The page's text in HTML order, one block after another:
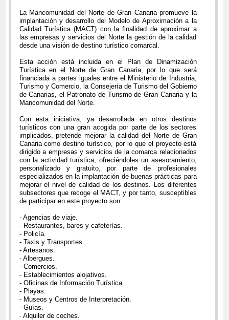
La Mancomunidad del Norte de Gran Canaria promueve la
implantación y desarrollo del Modelo de Aproximación a la
Calidad Turística (MACT) con la finalidad de aproximar a
las empresas y servicios del Norte la gestión de la calidad
desde una visión de destino turístico comarcal.
Esta acción está incluida en el Plan de Dinamización
Turística en el Norte de Gran Canaria, por lo que será
financiada a partes iguales entre el Ministerio de Industria,
Turismo y Comercio, la Consejería de Turismo del Gobierno
de Canarias, el Patronato de Turismo de Gran Canaria y la
Mancomunidad del Norte.
Con esta iniciativa, ya desarrollada en otros destinos
turísticos con una gran acogida por parte de los sectores
implicados, pretende mejorar la calidad del Norte de Gran
Canaria como destino turístico, por lo que el proyecto está
dirigido a empresas y servicios de la comarca relacionados
con la actividad turística, ofreciéndoles un asesoramiento,
personalizado y gratuito, por parte de profesionales
especializados en la implantación de buenas prácticas para
mejorar el nivel de calidad de los destinos. Los diferentes
subsectores que recoge el MACT, y por tanto, susceptibles
de participar en este proyecto son:
- Agencias de viaje.
- Restaurantes, bares y cafeterías.
- Policía.
- Taxis y Transportes.
- Artesanos.
- Albergues.
- Comercios.
- Establecimientos alojativos.
- Oficinas de Información Turística.
- Playas.
- Museos y Centros de Interpretación.
- Guías.
- Alquiler de coches.